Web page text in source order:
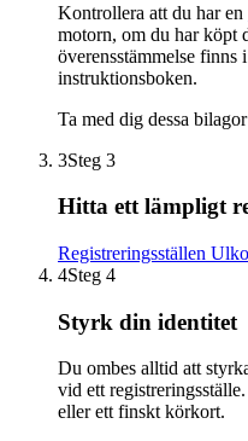
Kontrollera att du har en
motorn, om du har köpt
överensstämmelse
instruktionsboken.
Ta med dig dessa
3Steg 3
Hitta ett lämpligt
Registreringsställen
4Steg 4
Styrk din identitet
Du ombes alltid att
vid ett
eller ett finskt körkort.